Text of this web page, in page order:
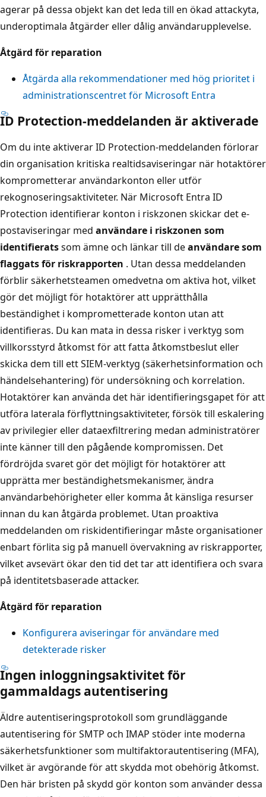
agerar på dessa objekt kan det leda till en ökad attackyta,
underoptimala åtgärder eller dålig användarupplevelse.
Åtgärd för reparation
Åtgärda alla rekommendationer med hög prioritet i
administrationscentret för Microsoft Entra
ID Protection-meddelanden är aktiverade
Om du inte aktiverar ID Protection-meddelanden förlorar
din organisation kritiska realtidsaviseringar när hotaktörer
komprometterar användarkonton eller utför
rekognoseringsaktiviteter. När Microsoft Entra ID
Protection identifierar konton i riskzonen skickar det e-
postaviseringar med användare i riskzonen som
identifieratssom ämne och länkar till deanvändare som
flaggats för riskrapporten . Utan dessa meddelanden
förblir säkerhetsteamen omedvetna om aktiva hot, vilket
gör det möjligt för hotaktörer att upprätthålla
beständighet i komprometterade konton utan att
identifieras. Du kan mata in dessa risker i verktyg som
villkorsstyrd åtkomst för att fatta åtkomstbeslut eller
skicka dem till ett SIEM-verktyg (säkerhetsinformation och
händelsehantering) för undersökning och korrelation.
Hotaktörer kan använda det här identifieringsgapet för att
utföra laterala förflyttningsaktiviteter, försök till eskalering
av privilegier eller dataexfiltrering medan administratörer
inte känner till den pågående kompromissen. Det
fördröjda svaret gör det möjligt för hotaktörer att
upprätta mer beständighetsmekanismer, ändra
användarbehörigheter eller komma åt känsliga resurser
innan du kan åtgärda problemet. Utan proaktiva
meddelanden om riskidentifieringar måste organisationer
enbart förlita sig på manuell övervakning av riskrapporter,
vilket avsevärt ökar den tid det tar att identifiera och svara
på identitetsbaserade attacker.
Åtgärd för reparation
Konfigurera aviseringar för användare med
detekterade risker
Ingen inloggningsaktivitet för
gammaldags autentisering
Äldre autentiseringsprotokoll som grundläggande
autentisering för SMTP och IMAP stöder inte moderna
säkerhetsfunktioner som multifaktorautentisering (MFA),
vilket är avgörande för att skydda mot obehörig åtkomst.
Den här bristen på skydd gör konton som använder dessa